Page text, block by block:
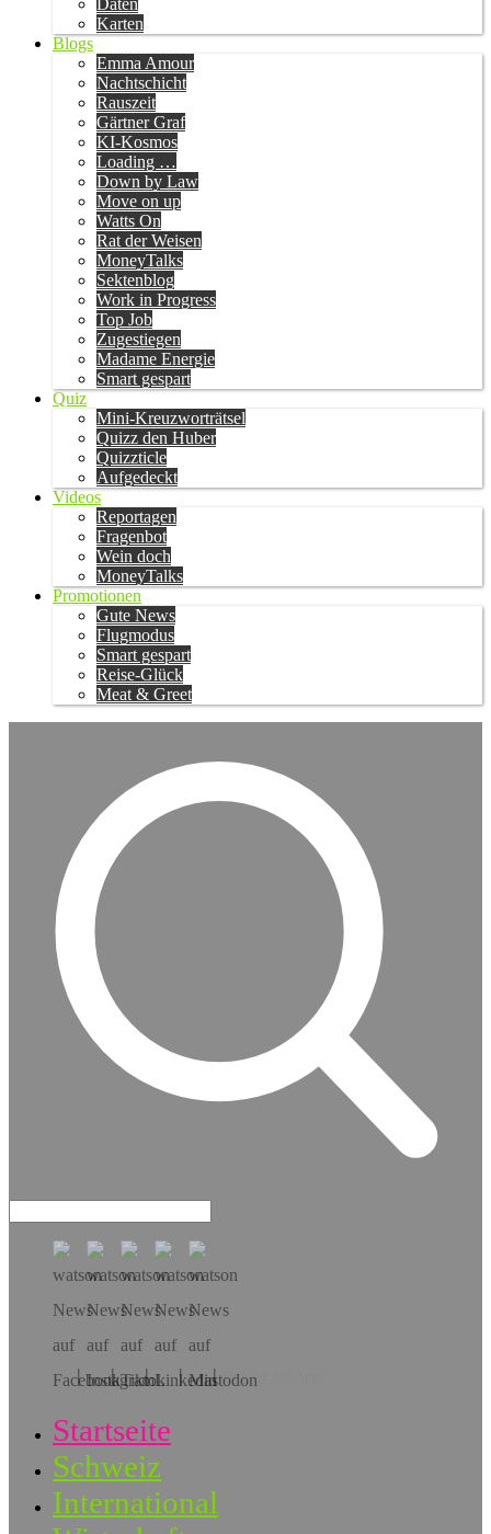
Daten
Karten
Blogs
Emma Amour
Nachtschicht
Rauszeit
Gärtner Graf
KI-Kosmos
Loading …
Down by Law
Move on up
Watts On
Rat der Weisen
MoneyTalks
Sektenblog
Work in Progress
Top Job
Zugestiegen
Madame Energie
Smart gespart
Quiz
Mini-Kreuzworträtsel
Quizz den Huber
Quizzticle
Aufgedeckt
Videos
Reportagen
Fragenbot
Wein doch
MoneyTalks
Promotionen
Gute News
Flugmodus
Smart gespart
Reise-Glück
Meat & Greet
Hol dir die App!
Startseite
Schweiz
International